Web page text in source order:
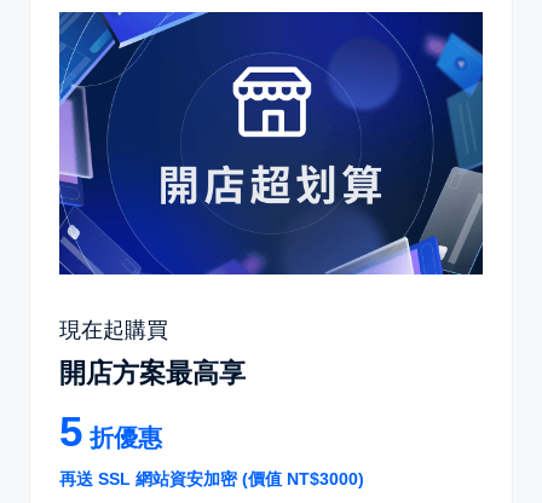
現在起購買
開店方案最高享
5 折優惠
再送 SSL 網站資安加密 (價值 NT$3000)